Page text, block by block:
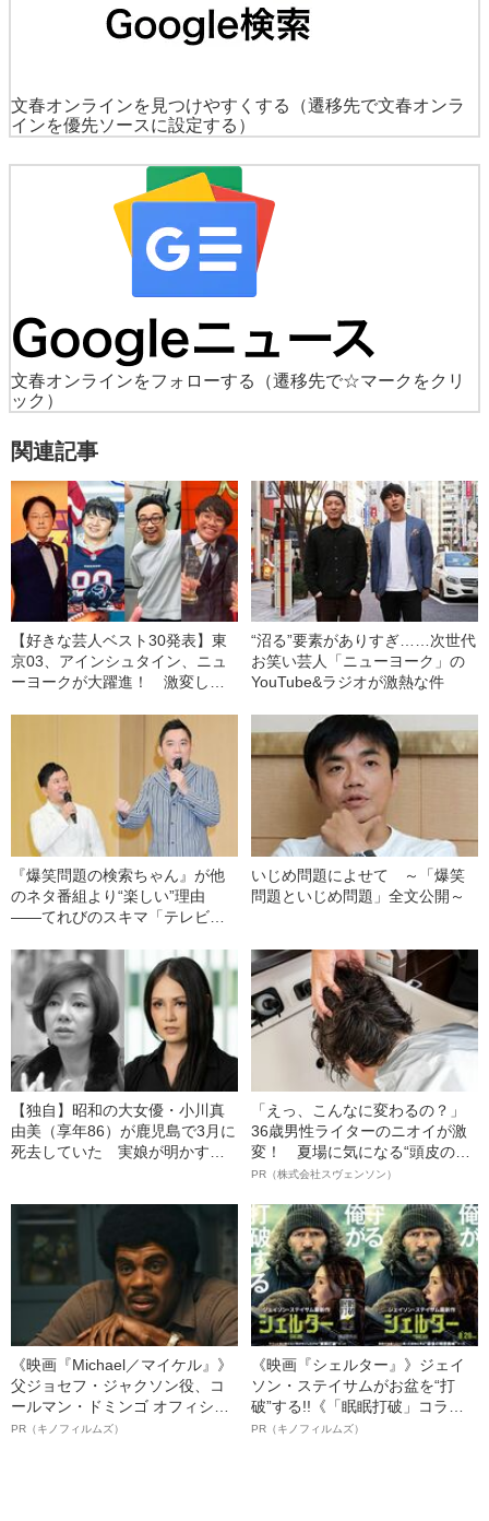
文春オンラインを見つけやすくする
（遷移先で文春オンラ
インを優先ソースに設定する）
文春オンラインをフォローする
（遷移先で☆マークをクリ
ック）
関連記事
【好きな芸人ベスト30発表】東
京03、アインシュタイン、ニュ
ーヨークが大躍進！ 激変した
“沼る”要素がありすぎ……次世代
お笑い芸人「ニューヨーク」の
YouTube&ラジオが激熱な件
『爆笑問題の検索ちゃん』が他
のネタ番組より“楽しい”理由
――てれびのスキマ「テレビ健
いじめ問題によせて ～「爆笑
問題といじめ問題」全文公開～
【独自】昭和の大女優・小川真
由美（享年86）が鹿児島で3月に
死去していた 実娘が明かす
「えっ、こんなに変わるの？」
36歳男性ライターのニオイが激
変！ 夏場に気になる“頭皮のニ
オイ”や“ベタつき”を解消す
ト”が生み出した徹底ケアとは
PR（株式会社スヴェンソン）
《映画『Michael／マイケル』》
父ジョセフ・ジャクソン役、コ
ールマン・ドミンゴ オフィシャ
ルインタビュー“観客を魅了した
PR（キノフィルムズ）
《映画『シェルター』》ジェイ
ソン・ステイサムがお盆を“打
破”する!!《「眠眠打破」コラ
ボ》
PR（キノフィルムズ）